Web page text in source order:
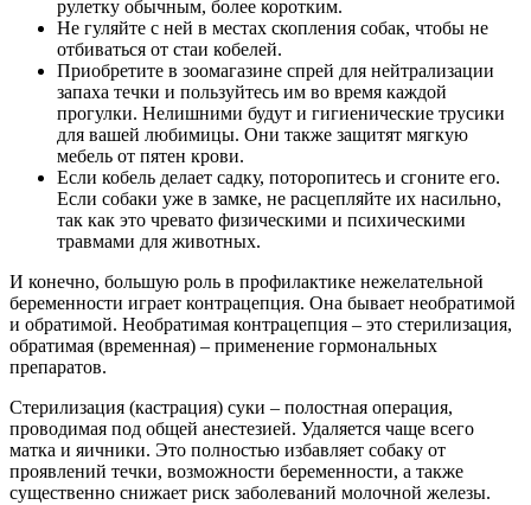
рулетку обычным, более коротким.
Не гуляйте с ней в местах скопления собак, чтобы не
отбиваться от стаи кобелей.
Приобретите в зоомагазине спрей для нейтрализации
запаха течки и пользуйтесь им во время каждой
прогулки. Нелишними будут и гигиенические трусики
для вашей любимицы. Они также защитят мягкую
мебель от пятен крови.
Если кобель делает садку, поторопитесь и сгоните его.
Если собаки уже в замке, не расцепляйте их насильно,
так как это чревато физическими и психическими
травмами для животных.
И конечно, большую роль в профилактике нежелательной
беременности играет контрацепция. Она бывает необратимой
и обратимой. Необратимая контрацепция – это стерилизация,
обратимая (временная) – применение гормональных
препаратов.
Стерилизация (кастрация) суки – полостная операция,
проводимая под общей анестезией. Удаляется чаще всего
матка и яичники. Это полностью избавляет собаку от
проявлений течки, возможности беременности, а также
существенно снижает риск заболеваний молочной железы.